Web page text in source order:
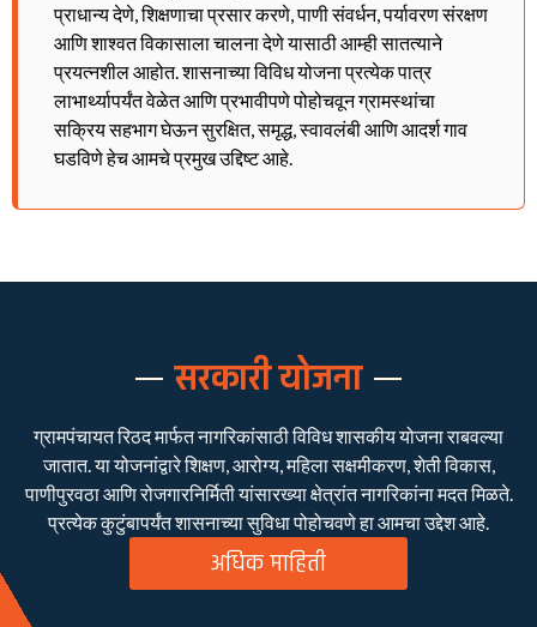
प्राधान्य देणे, शिक्षणाचा प्रसार करणे, पाणी संवर्धन, पर्यावरण संरक्षण
आणि शाश्वत विकासाला चालना देणे यासाठी आम्ही सातत्याने
प्रयत्नशील आहोत. शासनाच्या विविध योजना प्रत्येक पात्र
लाभार्थ्यापर्यंत वेळेत आणि प्रभावीपणे पोहोचवून ग्रामस्थांचा
सक्रिय सहभाग घेऊन सुरक्षित, समृद्ध, स्वावलंबी आणि आदर्श गाव
घडविणे हेच आमचे प्रमुख उद्दिष्ट आहे.
सरकारी योजना
ग्रामपंचायत रिठद मार्फत नागरिकांसाठी विविध शासकीय योजना राबवल्या
जातात. या योजनांद्वारे शिक्षण, आरोग्य, महिला सक्षमीकरण, शेती विकास,
पाणीपुरवठा आणि रोजगारनिर्मिती यांसारख्या क्षेत्रांत नागरिकांना मदत मिळते.
प्रत्येक कुटुंबापर्यंत शासनाच्या सुविधा पोहोचवणे हा आमचा उद्देश आहे.
अधिक माहिती